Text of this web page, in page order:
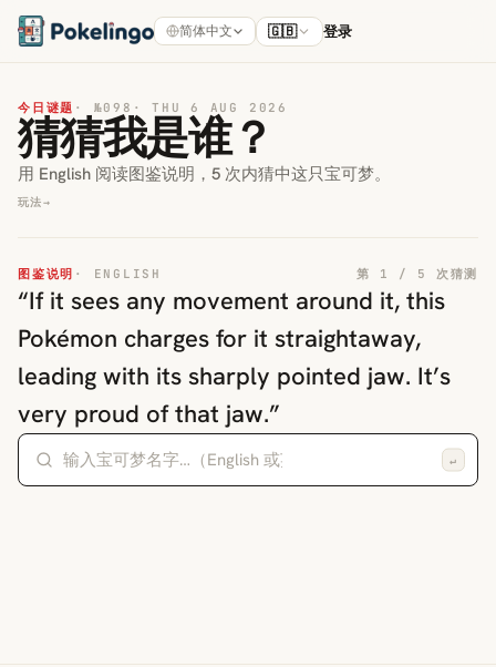
简体中文 🇬🇧 登录
今日谜题 · №098 ·THU 6 AUG 2026
猜猜我是谁？
用 English 阅读图鉴说明，5 次内猜中这只宝可梦。
玩法→
图鉴说明 · ENGLISH 第 1 / 5 次猜测
“If it sees any movement around it, this
Pokémon charges for it straightaway,
leading with its sharply pointed jaw. It’s
very proud of that jaw.”
↵